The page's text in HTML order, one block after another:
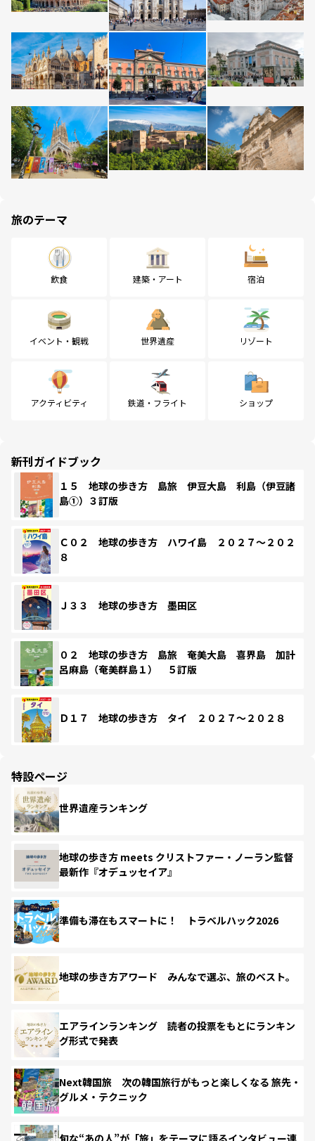
旅のテーマ
飲食 建築・アート 宿泊
イベント・観戦 世界遺産 リゾート
アクティビティ 鉄道・フライト ショップ
新刊ガイドブック
１５ 地球の歩き方 島旅 伊豆大島 利島（伊豆諸
島①）３訂版
Ｃ０２ 地球の歩き方 ハワイ島 ２０２７～２０２
８
Ｊ３３ 地球の歩き方 墨田区
０２ 地球の歩き方 島旅 奄美大島 喜界島 加計
呂麻島（奄美群島１） ５訂版
Ｄ１７ 地球の歩き方 タイ ２０２７～２０２８
特設ページ
世界遺産ランキング
地球の歩き方 meets クリストファー・ノーラン監督
最新作『オデュッセイア』
準備も滞在もスマートに！ トラベルハック2026
地球の歩き方アワード みんなで選ぶ、旅のベスト。
エアラインランキング 読者の投票をもとにランキン
グ形式で発表
Next韓国旅 次の韓国旅行がもっと楽しくなる 旅先・
グルメ・テクニック
旬な“あの人”が「旅」をテーマに語るインタビュー連